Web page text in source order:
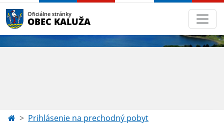
Oficiálne stránky
OBEC KALUŽA
Prihlásenie na prechodný pobyt